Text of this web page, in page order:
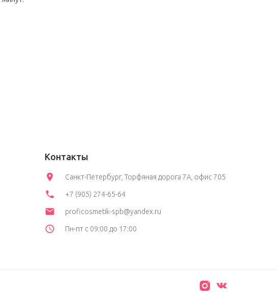
Контакты
Санкт-Петербург, Торфяная дорога 7А, офис 705
+7 (905) 274-65-64
proficosmetik-spb@yandex.ru
Пн-пт с 09:00 до 17:00